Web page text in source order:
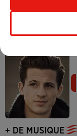
+ DE MUSIQUE